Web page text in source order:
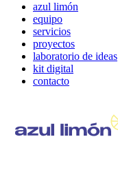
azul limón
equipo
servicios
proyectos
laboratorio de ideas
kit digital
contacto